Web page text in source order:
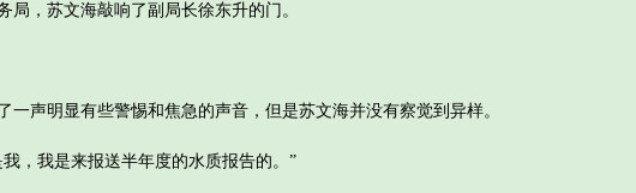
，苏文海敲响了副局长徐东升的门。
声明显有些警惕和焦急的声音，但是苏文海并没有察觉到异样。
我是来报送半年度的水质报告的。”